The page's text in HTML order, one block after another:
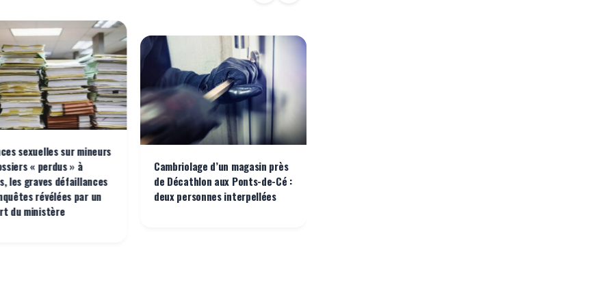
sexuelles sur mineurs
« perdus » à
les graves défaillances
révélées par un
du ministère
Cambriolage d’un magasin près
de Décathlon aux Ponts-de-Cé :
deux personnes interpellées